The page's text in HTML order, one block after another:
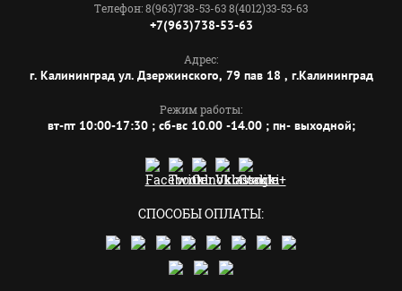
Телефон: 8(963)738-53-63 8(4012)33-53-63
+7(963)738-53-63
Адрес:
г. Калининград ул. Дзержинского, 79 пав 18 , г.Калининград
Режим работы:
вт-пт 10:00-17:30 ; сб-вс 10.00 -14.00 ; пн- выходной;
СПОСОБЫ ОПЛАТЫ: